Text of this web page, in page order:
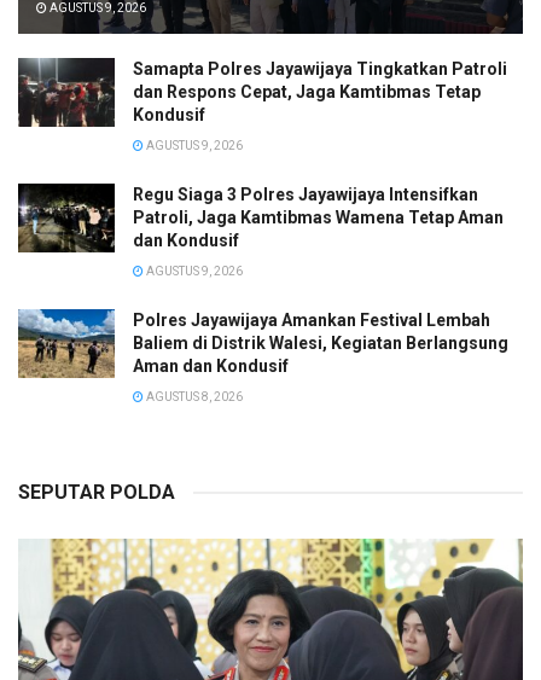
AGUSTUS 9, 2026
Samapta Polres Jayawijaya Tingkatkan Patroli
dan Respons Cepat, Jaga Kamtibmas Tetap
Kondusif
AGUSTUS 9, 2026
Regu Siaga 3 Polres Jayawijaya Intensifkan
Patroli, Jaga Kamtibmas Wamena Tetap Aman
dan Kondusif
AGUSTUS 9, 2026
Polres Jayawijaya Amankan Festival Lembah
Baliem di Distrik Walesi, Kegiatan Berlangsung
Aman dan Kondusif
AGUSTUS 8, 2026
SEPUTAR POLDA